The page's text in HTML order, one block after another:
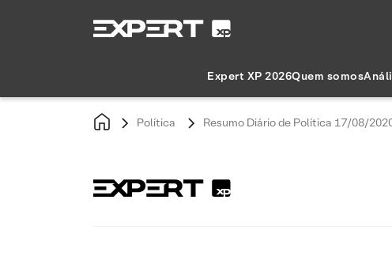
Expert XP 2026Quem somos
Política Resumo Diário de Política 17/08/